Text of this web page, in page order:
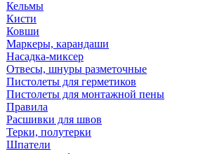
Кельмы
Кисти
Ковши
Маркеры, карандаши
Насадка-миксер
Отвесы, шнуры разметочные
Пистолеты для герметиков
Пистолеты для монтажной пены
Правила
Расшивки для швов
Терки, полутерки
Шпатели